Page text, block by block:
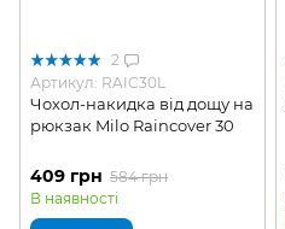
2
Артикул: RAIC30L
Чохол-накидка від дощу на
рюкзак Milo Raincover 30
409 грн 584 грн
В наявності